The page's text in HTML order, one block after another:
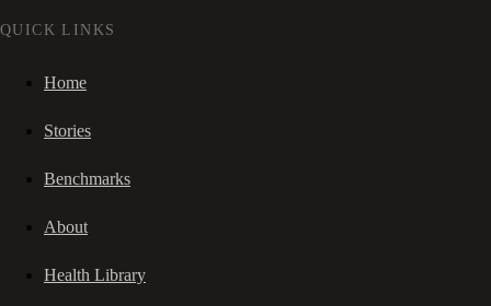
QUICK LINKS
Home
Stories
Benchmarks
About
Health Library